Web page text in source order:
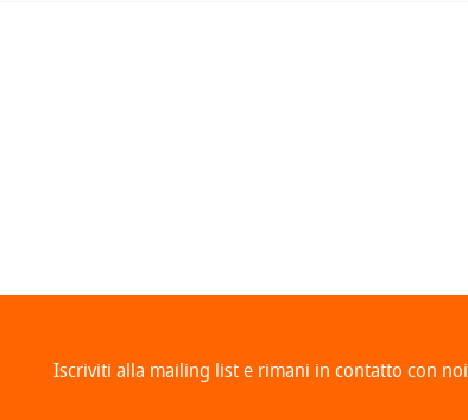
Iscriviti alla mailing list e rimani in contatto con noi